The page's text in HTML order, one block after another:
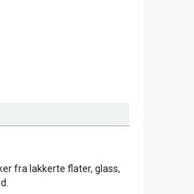
fra lakkerte flater, glass,